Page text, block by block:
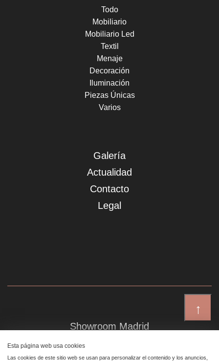
↑
Todo
Mobiliario
Mobiliario Led
Textil
Menaje
Decoración
Iluminación
Piezas Únicas
Varios
Galería
Actualidad
Contacto
Legal
Showroom Madrid
Plaza de Canalejas 6, 4 izq
Centro, 28014 Madrid
Esta página web usa cookies
Las cookies de este sitio web se usan para personalizar el contenido y los anuncios,